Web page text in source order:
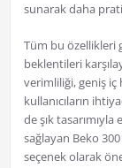
sunarak daha
Tüm bu özellikleri
beklentileri
verimliliği, geniş iç
kullanıcıların
de şık
sağlayan Beko
seçenek olarak